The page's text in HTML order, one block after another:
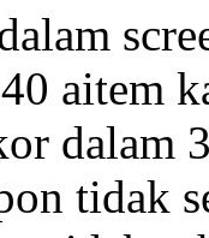
aitem
dalam
tidak